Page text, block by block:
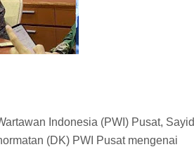
Indonesia (PWI) Pusat, Sayid
(DK) PWI Pusat mengenai